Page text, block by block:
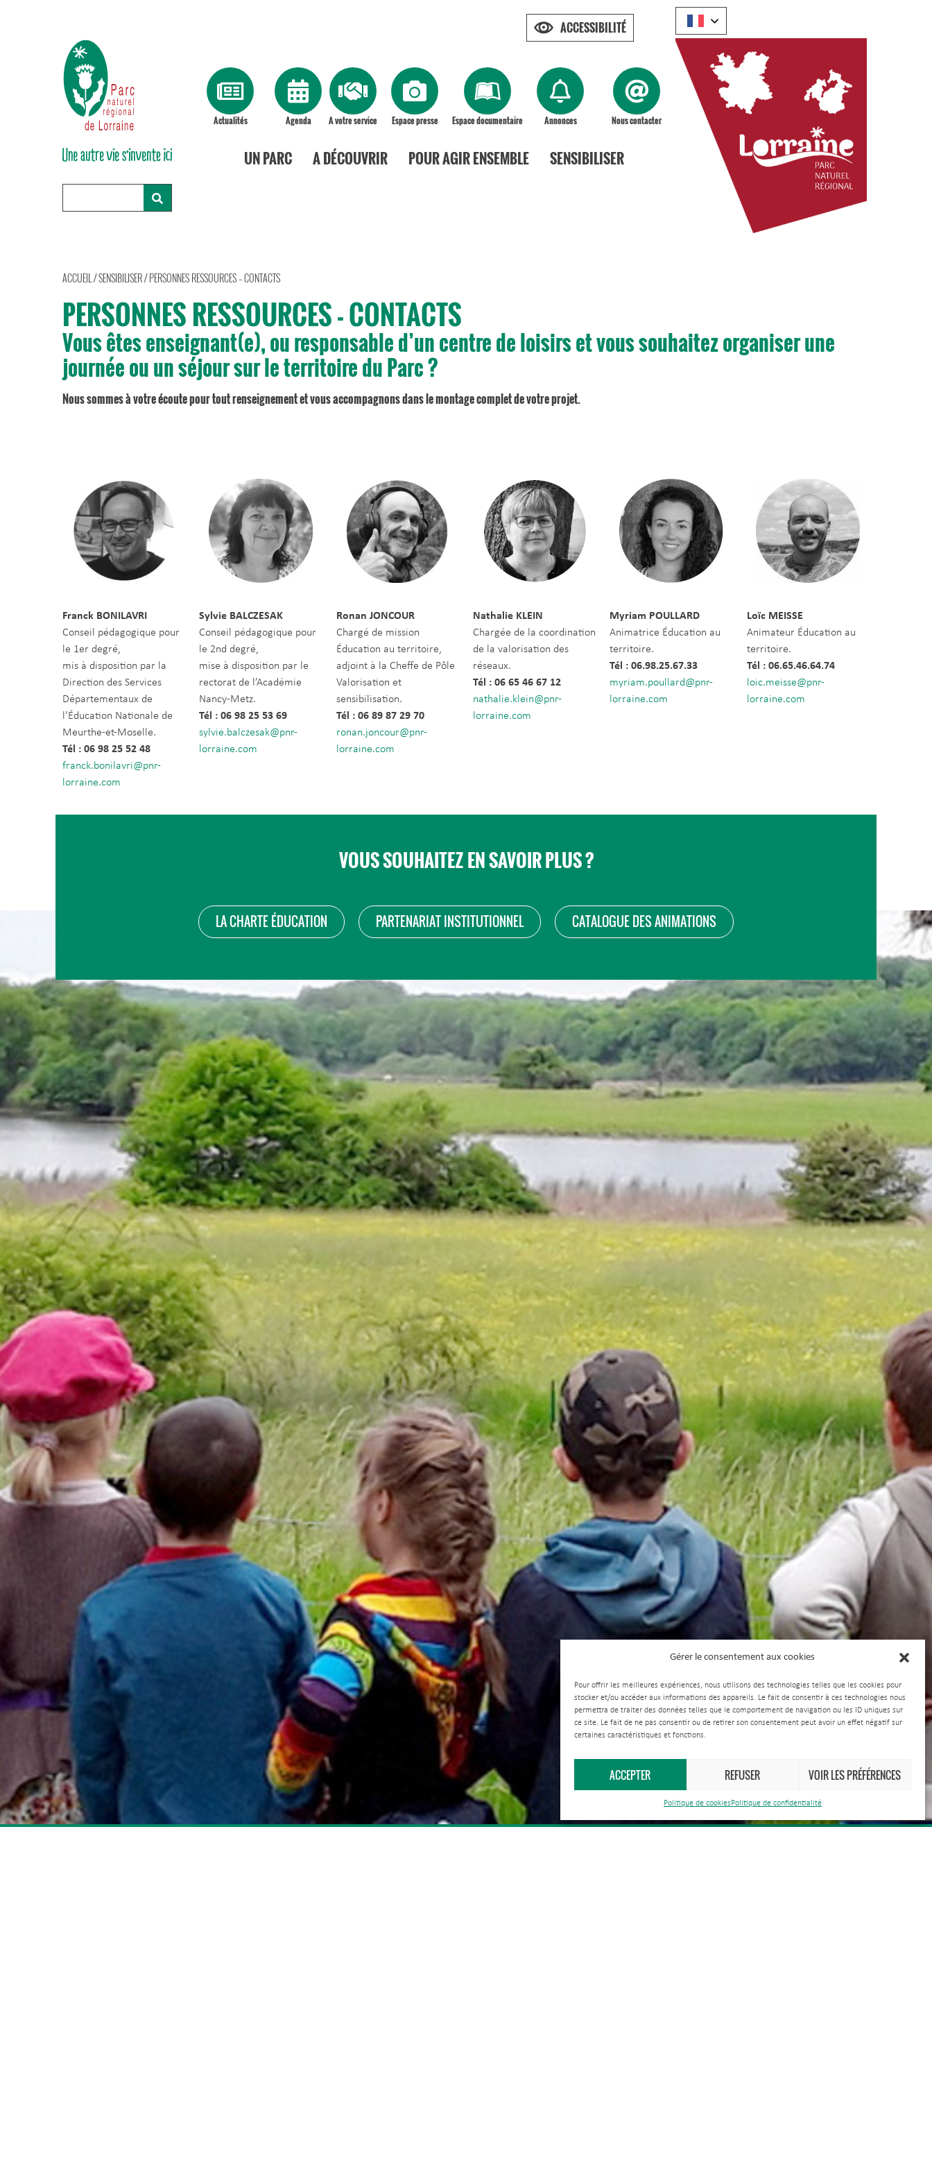
Gérer le consentement aux cookies
Pour offrir les meilleures expériences, nous utilisons des technologies telles que les cookies pour
stocker et/ou accéder aux informations des appareils. Le fait de consentir à ces technologies nous
permettra de traiter des données telles que le comportement de navigation ou les ID uniques sur
ce site. Le fait de ne pas consentir ou de retirer son consentement peut avoir un effet négatif sur
certaines caractéristiques et fonctions.
ACCEPTER REFUSER VOIR LES PRÉFÉRENCES
Politique de cookiesPolitique de confidentialité
Actualités Agenda A votre service Espace presse Espace documentaire Annonces Nous contacter
UN PARC A DÉCOUVRIR POUR AGIR ENSEMBLE SENSIBILISER
ACCUEIL /SENSIBILISER/PERSONNES RESSOURCES – CONTACTS
PERSONNES RESSOURCES - CONTACTS
Vous êtes enseignant(e), ou responsable d’un centre de loisirs et vous souhaitez organiser une
journée ou un séjour sur le territoire du Parc ?
Nous sommes à votre écoute pour tout renseignement et vous accompagnons dans le montage complet de votre projet.
Franck BONILAVRI
Conseil pédagogique pour
le 1er degré,
mis à disposition par la
Direction des Services
Départementaux de
l’Éducation Nationale de
Meurthe-et-Moselle.
Tél : 06 98 25 52 48
franck.bonilavri@pnr-
lorraine.com
Sylvie BALCZESAK
Conseil pédagogique pour
le 2nd degré,
mise à disposition par le
rectorat de l’Académie
Nancy-Metz.
Tél : 06 98 25 53 69
sylvie.balczesak@pnr-
lorraine.com
Ronan JONCOUR
Chargé de mission
Éducation au territoire,
adjoint à la Cheffe de Pôle
Valorisation et
sensibilisation.
Tél : 06 89 87 29 70
ronan.joncour@pnr-
lorraine.com
Nathalie KLEIN
Chargée de la coordination
de la valorisation des
réseaux.
Tél : 06 65 46 67 12
nathalie.klein@pnr-
lorraine.com
Myriam POULLARD
Animatrice Éducation au
territoire.
Tél : 06.98.25.67.33
myriam.poullard@pnr-
lorraine.com
Loïc MEISSE
Animateur Éducation au
territoire.
Tél : 06.65.46.64.74
loic.meisse@pnr-
lorraine.com
VOUS SOUHAITEZ EN SAVOIR PLUS ?
LA CHARTE ÉDUCATION PARTENARIAT INSTITUTIONNEL CATALOGUE DES ANIMATIONS
ACCESSIBILITÉ